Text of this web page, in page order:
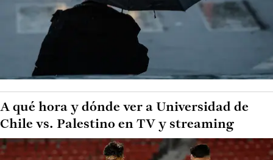
A qué hora y dónde ver a Universidad de
Chile vs. Palestino en TV y streaming